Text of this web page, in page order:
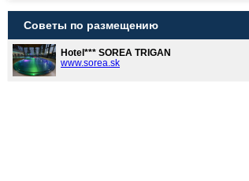
Советы по размещению
Hotel*** SOREA TRIGAN
www.sorea.sk